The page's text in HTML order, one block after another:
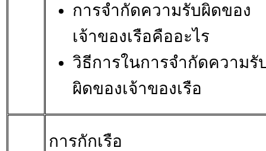
การจำกัดความรับผิดของ
เจ้าของเรือคืออะไร
วิธีการในการจำกัดความรั
ผิดของเจ้าของเรือ
การกักเรือ